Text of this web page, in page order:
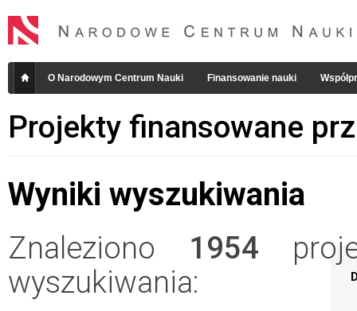
O Narodowym Centrum Nauki Finansowanie nauki
Projekty finansowane
Wyniki wyszukiwania
Znaleziono 1954
wyszukiwania: